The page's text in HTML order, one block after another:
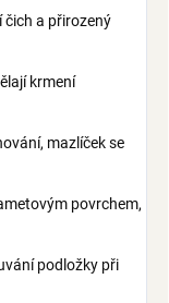
čich a přirozený
krmení
mazlíček se
povrchem,
podložky při